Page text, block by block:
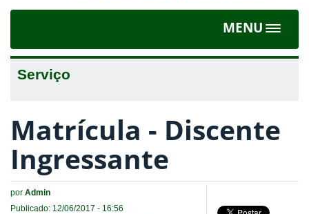
MENU
Toggle
Serviço
Matrícula - Discente
Ingressante
por Admin
Publicado: 12/06/2017 - 16:56